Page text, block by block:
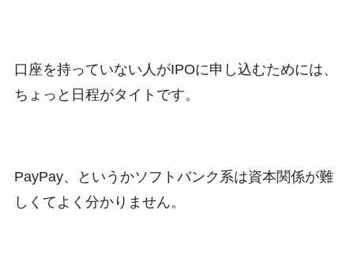
口座を持っていない人がIPOに申し込むためには、
ちょっと日程がタイトです。
PayPay、というかソフトバンク系は資本関係が難
しくてよく分かりません。